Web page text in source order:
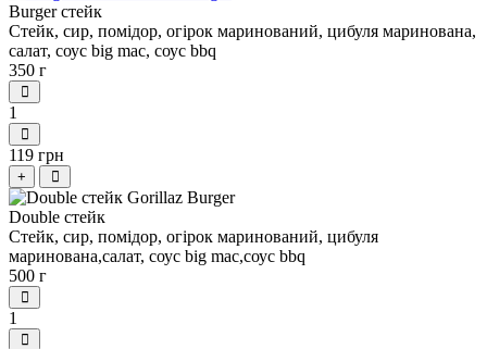
Burger cтейк
Cтейк, сир, помідор, огірок маринований, цибуля маринована,
салат, соус big mac, соус bbq
350 г
1
119 грн
+
Double стейк
Стейк, сир, помідор, огірок маринований, цибуля
маринована,салат, соус big mac,соус bbq
500 г
1